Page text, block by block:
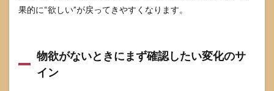
欲し
思い
浮か
ばな
果的に“欲しい”が戻ってきやすくなります。
物欲がないときにまず確認したい変化のサ
イン